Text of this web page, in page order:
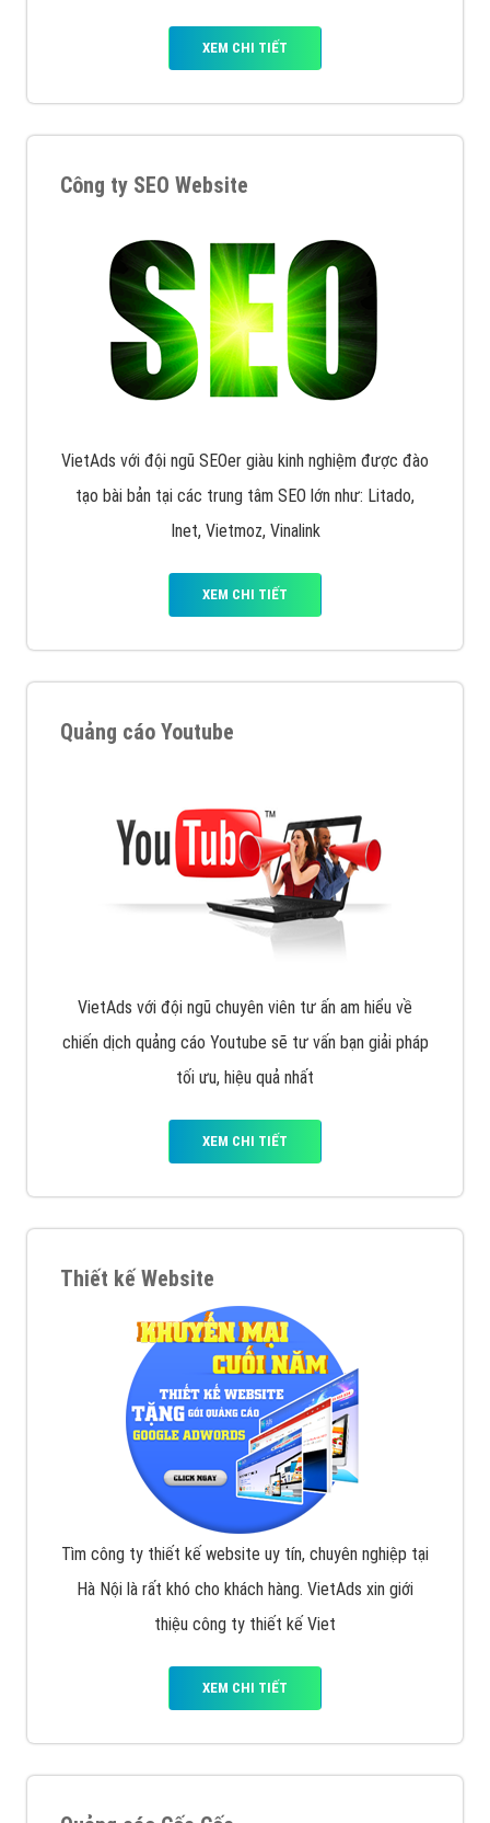
XEM CHI TIẾT
Công ty SEO Website
VietAds với đội ngũ SEOer giàu kinh nghiệm được đào
tạo bài bản tại các trung tâm SEO lớn như: Litado,
Inet, Vietmoz, Vinalink
XEM CHI TIẾT
Quảng cáo Youtube
VietAds với đội ngũ chuyên viên tư ấn am hiểu về
chiến dịch quảng cáo Youtube sẽ tư vấn bạn giải pháp
tối ưu, hiệu quả nhất
XEM CHI TIẾT
Thiết kế Website
Tìm công ty thiết kế website uy tín, chuyên nghiệp tại
Hà Nội là rất khó cho khách hàng. VietAds xin giới
thiệu công ty thiết kế Viet
XEM CHI TIẾT